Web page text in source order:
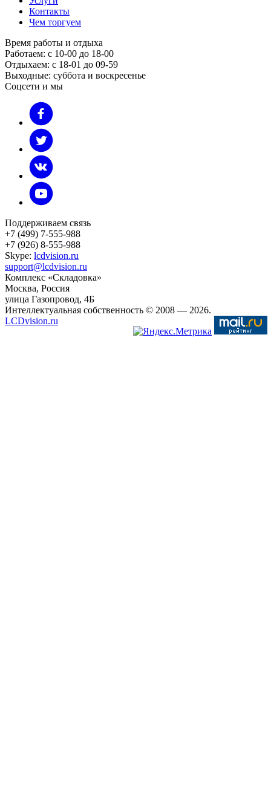
Контакты
Чем торгуем
Время работы и отдыха
Работаем: с 10-00 до 18-00
Отдыхаем: с 18-01 до 09-59
Выходные: суббота и воскресенье
Соцсети и мы
Поддерживаем связь
+7 (499) 7-555-988
+7 (926) 8-555-988
Skype: lcdvision.ru
support@lcdvision.ru
Комплекс «Складовка»
Москва, Россия
улица Газопровод, 4Б
Интеллектуальная собственность © 2008 — 2026.
LCDvision.ru